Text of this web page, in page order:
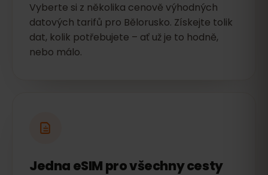
Vyberte si z několika cenově výhodných
datových tarifů pro Bělorusko. Získejte tolik
dat, kolik potřebujete – ať už je to hodně,
nebo málo.
Jedna eSIM pro všechny cesty